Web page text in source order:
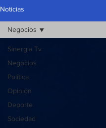
Noticias
Sinergia Tv
Negocios
Política
Opinión
Deporte
Sociedad
Negocios